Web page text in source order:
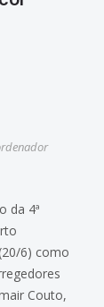
da 4ª
6) como
Couto,